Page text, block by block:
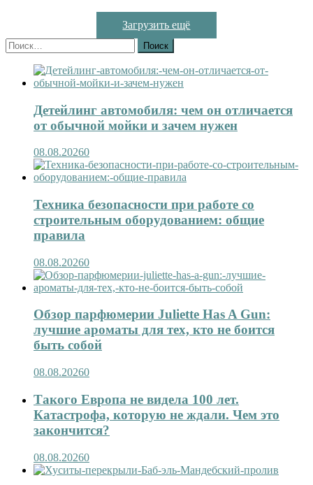
Загрузить ещё
Найти:
Детейлинг автомобиля: чем он отличается
от обычной мойки и зачем нужен
08.08.20260
Техника безопасности при работе со
строительным оборудованием: общие
правила
08.08.20260
Обзор парфюмерии Juliette Has A Gun:
лучшие ароматы для тех, кто не боится
быть собой
08.08.20260
Такого Европа не видела 100 лет.
Катастрофа, которую не ждали. Чем это
закончится?
08.08.20260